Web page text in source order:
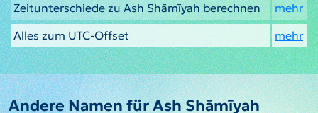
Zeitunterschiede zu Ash Shāmīyah berechnen
mehr
Alles zum UTC-Offset
mehr
Andere Namen für Ash Shāmīyah